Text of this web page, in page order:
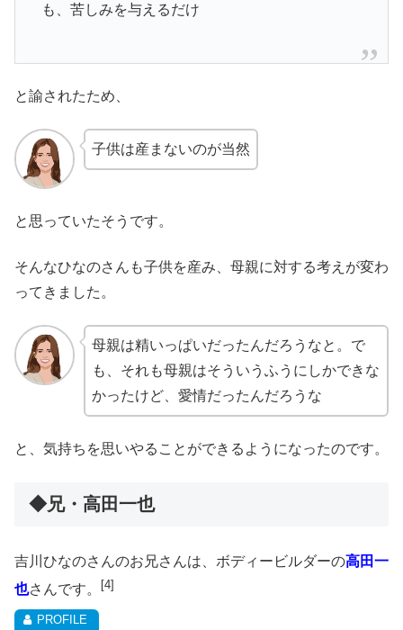
も、苦しみを与えるだけ
と諭されたため、
子供は産まないのが当然
と思っていたそうです。
そんなひなのさんも子供を産み、母親に対する考えが変わ
ってきました。
母親は精いっぱいだったんだろうなと。で
も、それも母親はそういうふうにしかできな
かったけど、愛情だったんだろうな
と、気持ちを思いやることができるようになったのです。
◆兄・高田一也
吉川ひなのさんのお兄さんは、ボディービルダーの高田一
也さんです。 [4]